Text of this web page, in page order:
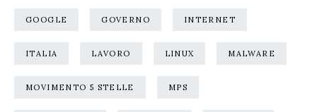
GOOGLE GOVERNO INTERNET
ITALIA LAVORO LINUX MALWARE
MOVIMENTO 5 STELLE MPS